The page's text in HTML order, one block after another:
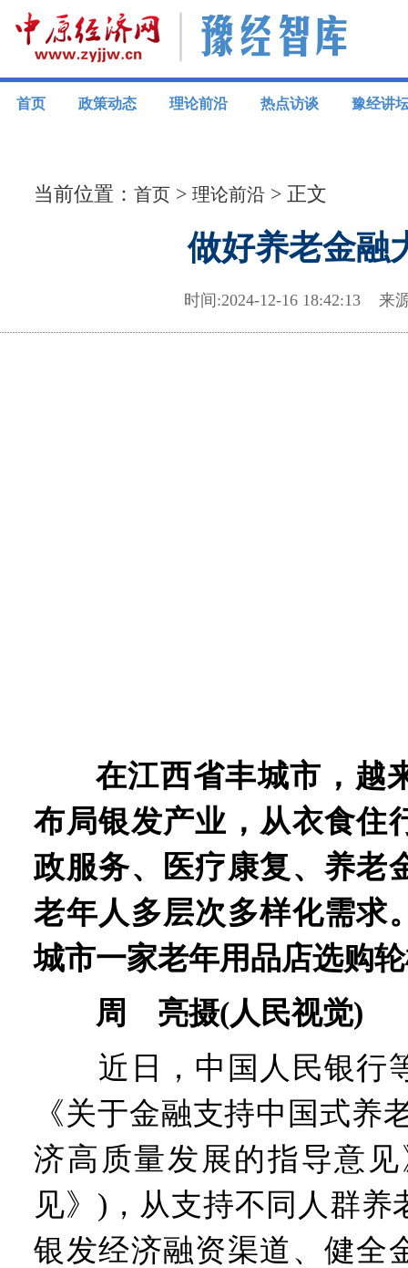
首页 政策动态 理论前沿 热点访谈 豫经讲
当前位置：首页 >理论前沿 > 正文
做好养老金融
时间:2024-12-16 18:42:13
在江西省丰城市，越
布局银发产业，从衣食住
政服务、医疗康复、养老
老年人多层次多样化需求
城市一家老年用品店选购
周 亮摄(人民视觉)
近日，中国人民银行
《关于金融支持中国式养
济高质量发展的指导意
见》)，从支持不同人群养
银发经济融资渠道、健全